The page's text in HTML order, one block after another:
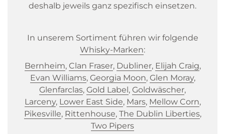
deshalb jeweils ganz spezifisch einsetzen.
In unserem Sortiment führen wir folgende
Whisky-Marken:
Bernheim, Clan Fraser, Dubliner, Elijah Craig,
Evan Williams, Georgia Moon, Glen Moray,
Glenfarclas, Gold Label, Goldwäscher,
Larceny, Lower East Side, Mars, Mellow Corn,
Pikesville, Rittenhouse, The Dublin Liberties,
Two Pipers